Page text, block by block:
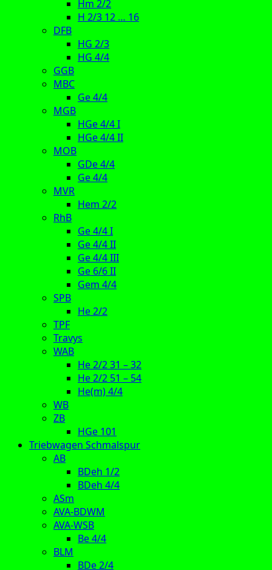
Hm 2/2
H 2/3 12 … 16
DFB
HG 2/3
HG 4/4
GGB
MBC
Ge 4/4
MGB
HGe 4/4 I
HGe 4/4 II
MOB
GDe 4/4
Ge 4/4
MVR
Hem 2/2
RhB
Ge 4/4 I
Ge 4/4 II
Ge 4/4 III
Ge 6/6 II
Gem 4/4
SPB
He 2/2
TPF
Travys
WAB
He 2/2 31 – 32
He 2/2 51 – 54
He(m) 4/4
WB
ZB
HGe 101
Triebwagen Schmalspur
AB
BDeh 1/2
BDeh 4/4
ASm
AVA-BDWM
AVA-WSB
Be 4/4
BLM
BDe 2/4